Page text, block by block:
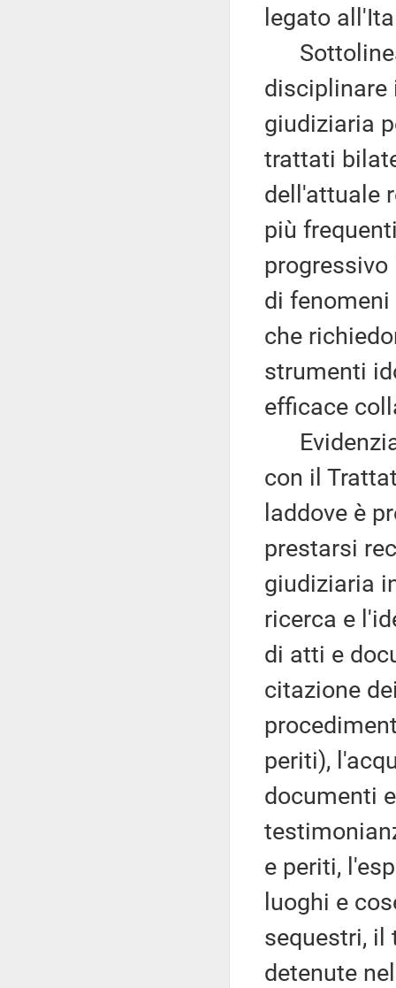
legato
disciplinare
giudiziaria
trattati
dell'attuale
più
di
che
strumenti
efficace
Evidenzia
con il
laddove è
prestarsi
giudiziaria
ricerca e
di atti e
citazione
periti),
documenti
e periti,
luoghi e
sequestri, il
detenute